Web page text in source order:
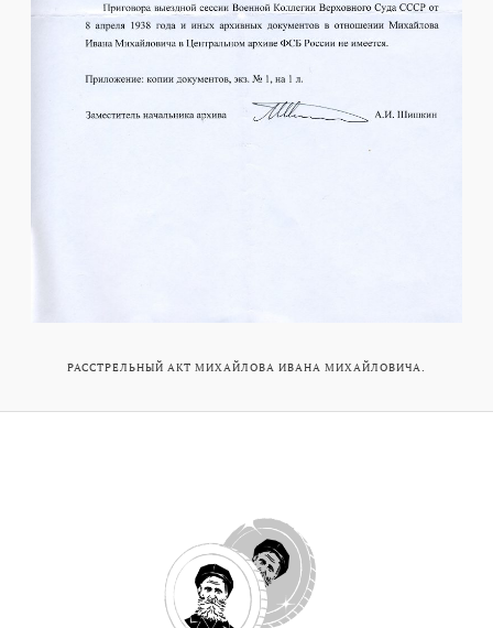
РАССТРЕЛЬНЫЙ АКТ МИХАЙЛОВА ИВАНА МИХАЙЛОВИЧА.